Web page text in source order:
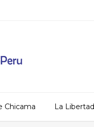
Chicama La Libertad